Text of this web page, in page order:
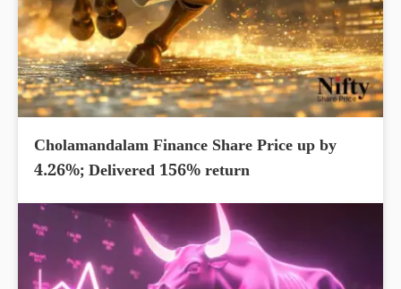
Cholamandalam Finance Share Price up by
4.26%; Delivered 156% return